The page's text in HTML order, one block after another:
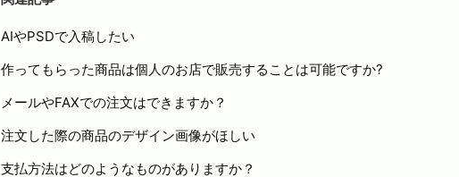
AIやPSDで入稿したい
作ってもらった商品は個人のお店で販売することは可能ですか?
メールやFAXでの注文はできますか？
注文した際の商品のデザイン画像がほしい
支払方法はどのようなものがありますか？